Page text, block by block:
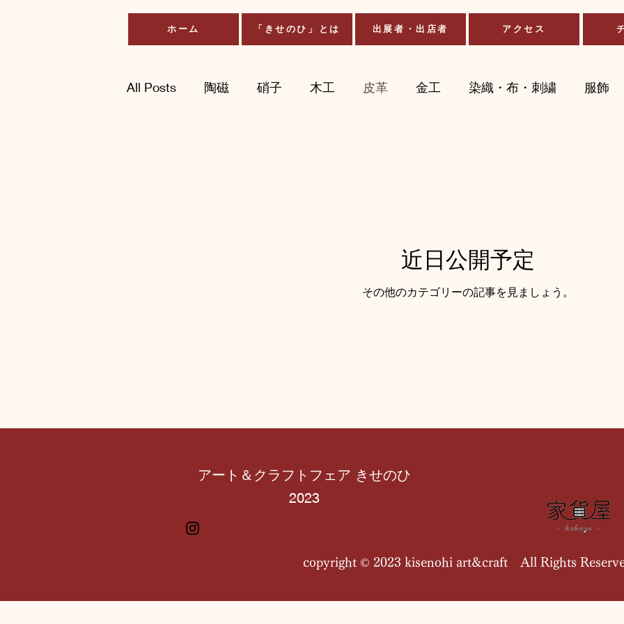
ホーム 「きせのひ」とは 出展者・出店者 アクセス
All Posts 陶磁 硝子 木工 皮革 金工 染織・布・刺繍 服飾
近日公開予定
その他のカテゴリーの記事を見ましょう。
アート＆クラフトフェア きせのひ
2023
copyright © 2023 kisenohi art&craft All Rights